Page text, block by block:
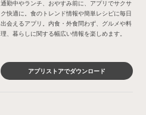
通勤中やランチ、おやすみ前に、アプリでサクサ
ク快適に。食のトレンド情報や簡単レシピに毎日
出会えるアプリ。内食・外食問わず、グルメや料
理、暮らしに関する幅広い情報を楽しめます。
アプリストアでダウンロード